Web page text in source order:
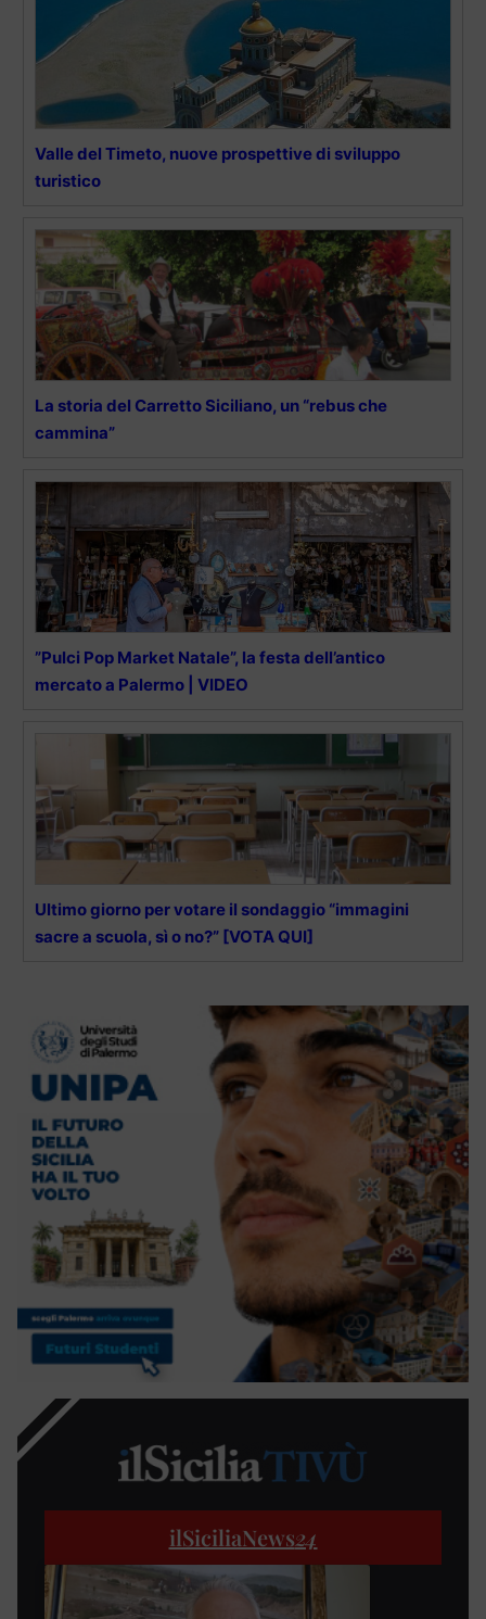
Valle del Timeto, nuove prospettive di sviluppo
turistico
La storia del Carretto Siciliano, un “rebus che
cammina”
”Pulci Pop Market Natale”, la festa dell’antico
mercato a Palermo | VIDEO
Ultimo giorno per votare il sondaggio “immagini
sacre a scuola, sì o no?” [VOTA QUI]
ilSiciliaNews24